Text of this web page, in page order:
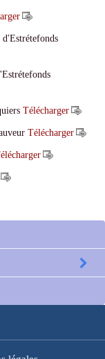
d'Estrétefonds
Télécharger
Télécharger